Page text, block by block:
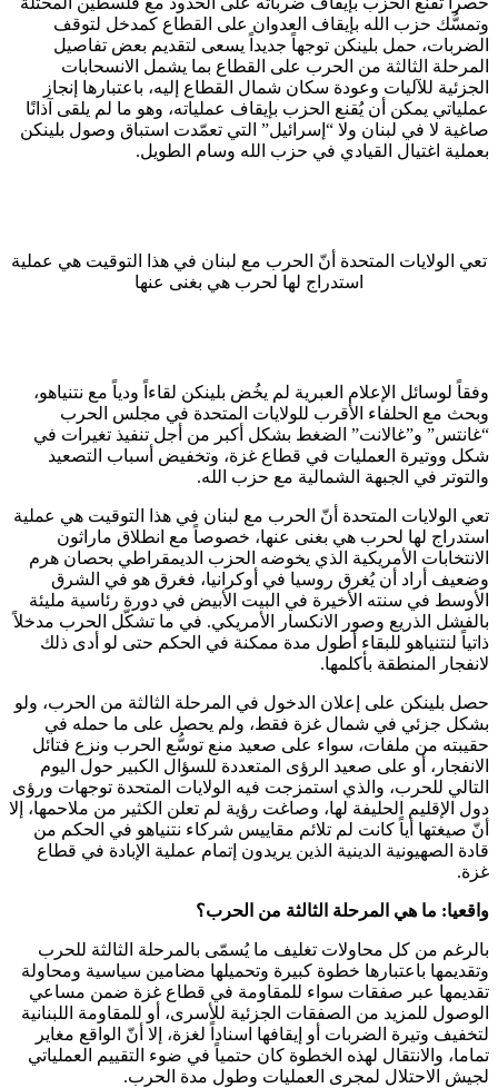
وتمسُّك حزب الله بإيقاف العدوان على القطاع كمدخل لتوقف
الضربات، حمل بلينكن توجهاً جديداً يسعى لتقديم بعض تفاصيل
المرحلة الثالثة من الحرب على القطاع بما يشمل الانسحابات
الجزئية للآليات وعودة سكان شمال القطاع إليه، باعتبارها إنجاز
عملياتي يمكن أن يُقنع الحزب بإيقاف عملياته، وهو ما لم يلقى آذانًا
صاغية لا في لبنان ولا “إسرائيل” التي تعمّدت استباق وصول بلينكن
بعملية اغتيال القيادي في حزب الله وسام الطويل.
تعي الولايات المتحدة أنّ الحرب مع لبنان في هذا التوقيت هي عملية
استدراج لها لحرب هي بغنى عنها
وفقاً لوسائل الإعلام العبرية لم يخُض بلينكن لقاءاً ودياً مع نتنياهو،
وبحث مع الحلفاء الأقرب للولايات المتحدة في مجلس الحرب
“غانتس” و”غالانت” الضغط بشكل أكبر من أجل تنفيذ تغيرات في
شكل ووتيرة العمليات في قطاع غزة، وتخفيض أسباب التصعيد
والتوتر في الجبهة الشمالية مع حزب الله.
تعي الولايات المتحدة أنّ الحرب مع لبنان في هذا التوقيت هي عملية
استدراج لها لحرب هي بغنى عنها، خصوصاً مع انطلاق ماراثون
الانتخابات الأمريكية الذي يخوضه الحزب الديمقراطي بحصان هرم
وضعيف أراد أن يُغرق روسيا في أوكرانيا، فغرق هو في الشرق
الأوسط في سنته الأخيرة في البيت الأبيض في دورة رئاسية مليئة
بالفشل الذريع وصور الانكسار الأمريكي. في ما تشكّل الحرب مدخلاً
ذاتياً لنتنياهو للبقاء أطول مدة ممكنة في الحكم حتى لو أدى ذلك
لانفجار المنطقة بأكلمها.
حصل بلينكن على إعلان الدخول في المرحلة الثالثة من الحرب، ولو
بشكل جزئي في شمال غزة فقط، ولم يحصل على ما حمله في
حقيبته من ملفات، سواء على صعيد منع توسُّع الحرب ونزع فتائل
الانفجار، أو على صعيد الرؤى المتعددة للسؤال الكبير حول اليوم
التالي للحرب، والذي استمزجت فيه الولايات المتحدة توجهات ورؤى
دول الإقليم الحليفة لها، وصاغت رؤية لم تعلن الكثير من ملاحمها، إلا
أنّ صيغتها أياً كانت لم تلائم مقاييس شركاء نتنياهو في الحكم من
قادة الصهيونية الدينية الذين يريدون إتمام عملية الإبادة في قطاع
غزة.
واقعيا: ما هي المرحلة الثالثة من الحرب؟
بالرغم من كل محاولات تغليف ما يُسمّى بالمرحلة الثالثة للحرب
وتقديمها باعتبارها خطوة كبيرة وتحميلها مضامين سياسية ومحاولة
تقديمها عبر صفقات سواء للمقاومة في قطاع غزة ضمن مساعي
الوصول للمزيد من الصفقات الجزئية للأسرى، أو للمقاومة اللبنانية
لتخفيف وتيرة الضربات أو إيقافها اسناداً لغزة، إلا أنّ الواقع مغاير
تماما، والانتقال لهذه الخطوة كان حتمياً في ضوء التقييم العملياتي
لجيش الاحتلال لمجرى العمليات وطول مدة الحرب.